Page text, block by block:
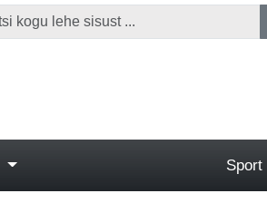
Sport